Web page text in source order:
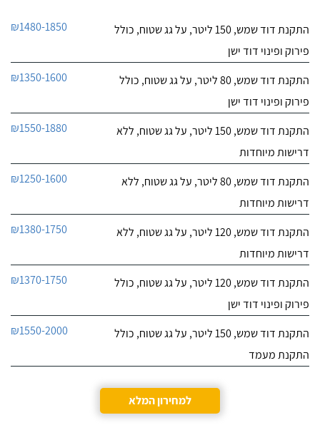
שביט דודי שמש וחשמל בע"מ
לפרטי העסק
דודי שמש" שירות טוב,
חייג עכשיו
התקנת דוד שמש, 150 ליטר, על גג שטוח, כולל
פירוק ופינוי דוד ישן
₪1480-1850
התקנת דוד שמש, 80 ליטר, על גג שטוח, כולל
פירוק ופינוי דוד ישן
₪1350-1600
התקנת דוד שמש, 150 ליטר, על גג שטוח, ללא
דרישות מיוחדות
₪1550-1880
התקנת דוד שמש, 80 ליטר, על גג שטוח, ללא
דרישות מיוחדות
₪1250-1600
התקנת דוד שמש, 120 ליטר, על גג שטוח, ללא
דרישות מיוחדות
₪1380-1750
התקנת דוד שמש, 120 ליטר, על גג שטוח, כולל
פירוק ופינוי דוד ישן
₪1370-1750
התקנת דוד שמש, 150 ליטר, על גג שטוח, כולל
התקנת מעמד
₪1550-2000
למחירון המלא